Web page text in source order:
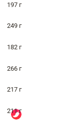
197 г
249 г
182 г
266 г
217 г
211 г